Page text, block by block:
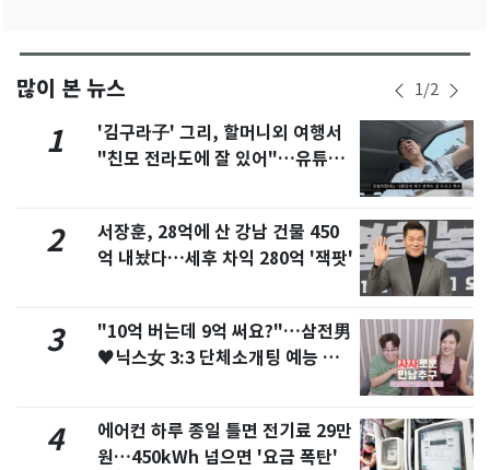
많이 본 뉴스 1/2
1
'김구라子' 그리, 할머니외 여행서
"친모 전라도에 잘 있어"…유튜브
2
서장훈, 28억에 산 강남 건물 450
억 내놨다…세후 차익 280억 '잭팟'
3
"10억 버는데 9억 써요?"…삼전男
♥닉스女 3:3 단체소개팅 예능 화
4
에어컨 하루 종일 틀면 전기료 29만
원…450kWh 넘으면 '요금 폭탄'